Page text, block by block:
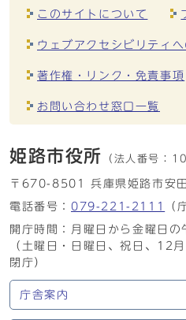
このサイトについて
ウェブアクセシビリティへ
著作権・リンク・免責事項
お問い合わせ窓口一覧
姫路市役所 （法人番号：
〒670-8501 兵庫県姫路市安
電話番号： 079-221-2111
（
開庁時間：月曜日から金曜日
（土曜日・日曜日、祝日、12
閉庁）
庁舎案内